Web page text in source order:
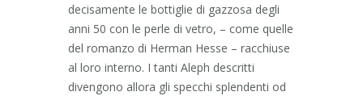
decisamente le bottiglie di gazzosa degli
anni 50 con le perle di vetro, – come quelle
del romanzo di Herman Hesse – racchiuse
al loro interno. I tanti Aleph descritti
divengono allora gli specchi splendenti od